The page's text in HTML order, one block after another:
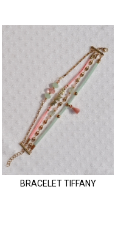
BRACELET TIFFANY